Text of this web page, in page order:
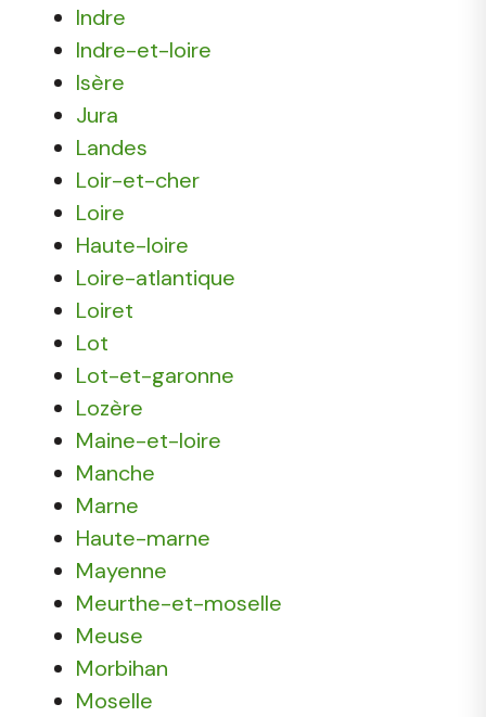
Indre
Indre-et-loire
Isère
Jura
Landes
Loir-et-cher
Loire
Haute-loire
Loire-atlantique
Loiret
Lot
Lot-et-garonne
Lozère
Maine-et-loire
Manche
Marne
Haute-marne
Mayenne
Meurthe-et-moselle
Meuse
Morbihan
Moselle